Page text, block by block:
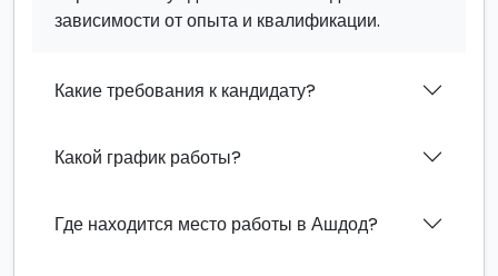
зависимости от опыта и квалификации.
Какие требования к кандидату?
Какой график работы?
Где находится место работы в Ашдод?